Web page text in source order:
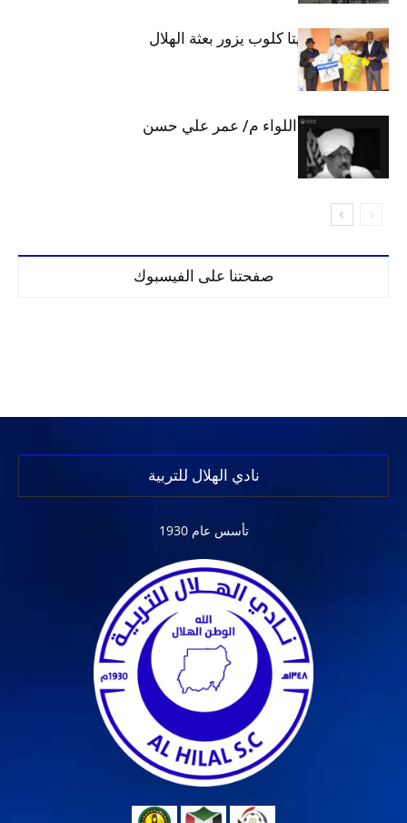
وفد رفيع من فيتا كلوب يزور بعثة الهلال
الهلال يحتسب اللواء م/ عمر علي حسن
صفحتنا على الفيسبوك
نادي الهلال للتربية
تأسس عام 1930